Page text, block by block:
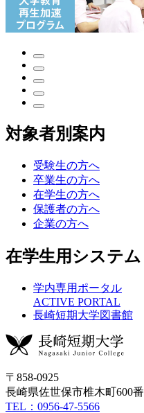
対象者別案内
受験生の方へ
卒業生の方へ
在学生の方へ
保護者の方へ
企業の方へ
在学生用システム
学内専用ポータル
ACTIVE PORTAL
長崎短期大学図書館
〒858-0925
長崎県佐世保市椎木町600番
TEL：0956-47-5566